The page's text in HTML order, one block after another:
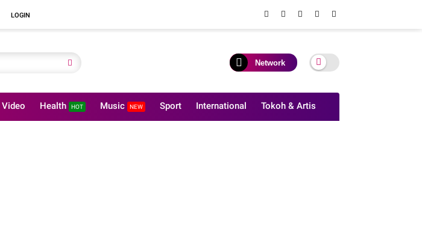
LOGIN
Network
Video Health HOT Music NEW Sport International Tokoh & Artis